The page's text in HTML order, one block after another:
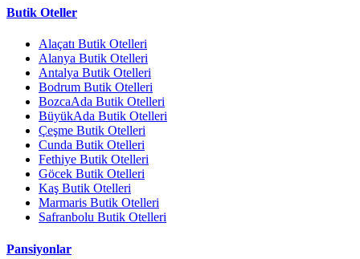
Butik Oteller
Alaçatı Butik Otelleri
Alanya Butik Otelleri
Antalya Butik Otelleri
Bodrum Butik Otelleri
BozcaAda Butik Otelleri
BüyükAda Butik Otelleri
Çeşme Butik Otelleri
Cunda Butik Otelleri
Fethiye Butik Otelleri
Göcek Butik Otelleri
Kaş Butik Otelleri
Marmaris Butik Otelleri
Safranbolu Butik Otelleri
Pansiyonlar